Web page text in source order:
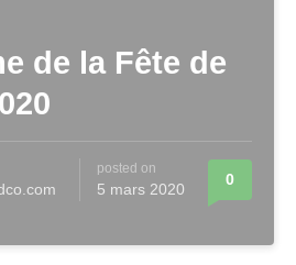
de la Fête de
posted on
5 mars 2020
0